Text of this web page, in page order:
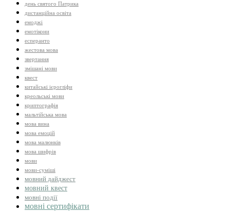
день святого Патрика
дистанційна освіта
емоджі
емотікони
есперанто
жестова мова
звертання
змішані мови
квест
китайські ієрогліфи
креольські мови
криптографія
мальтійська мова
мова вина
мова емоцій
мова малюнків
мова шифрів
мови
мови-суміші
мовний дайджест
мовний квест
мовні події
мовні сертифікати